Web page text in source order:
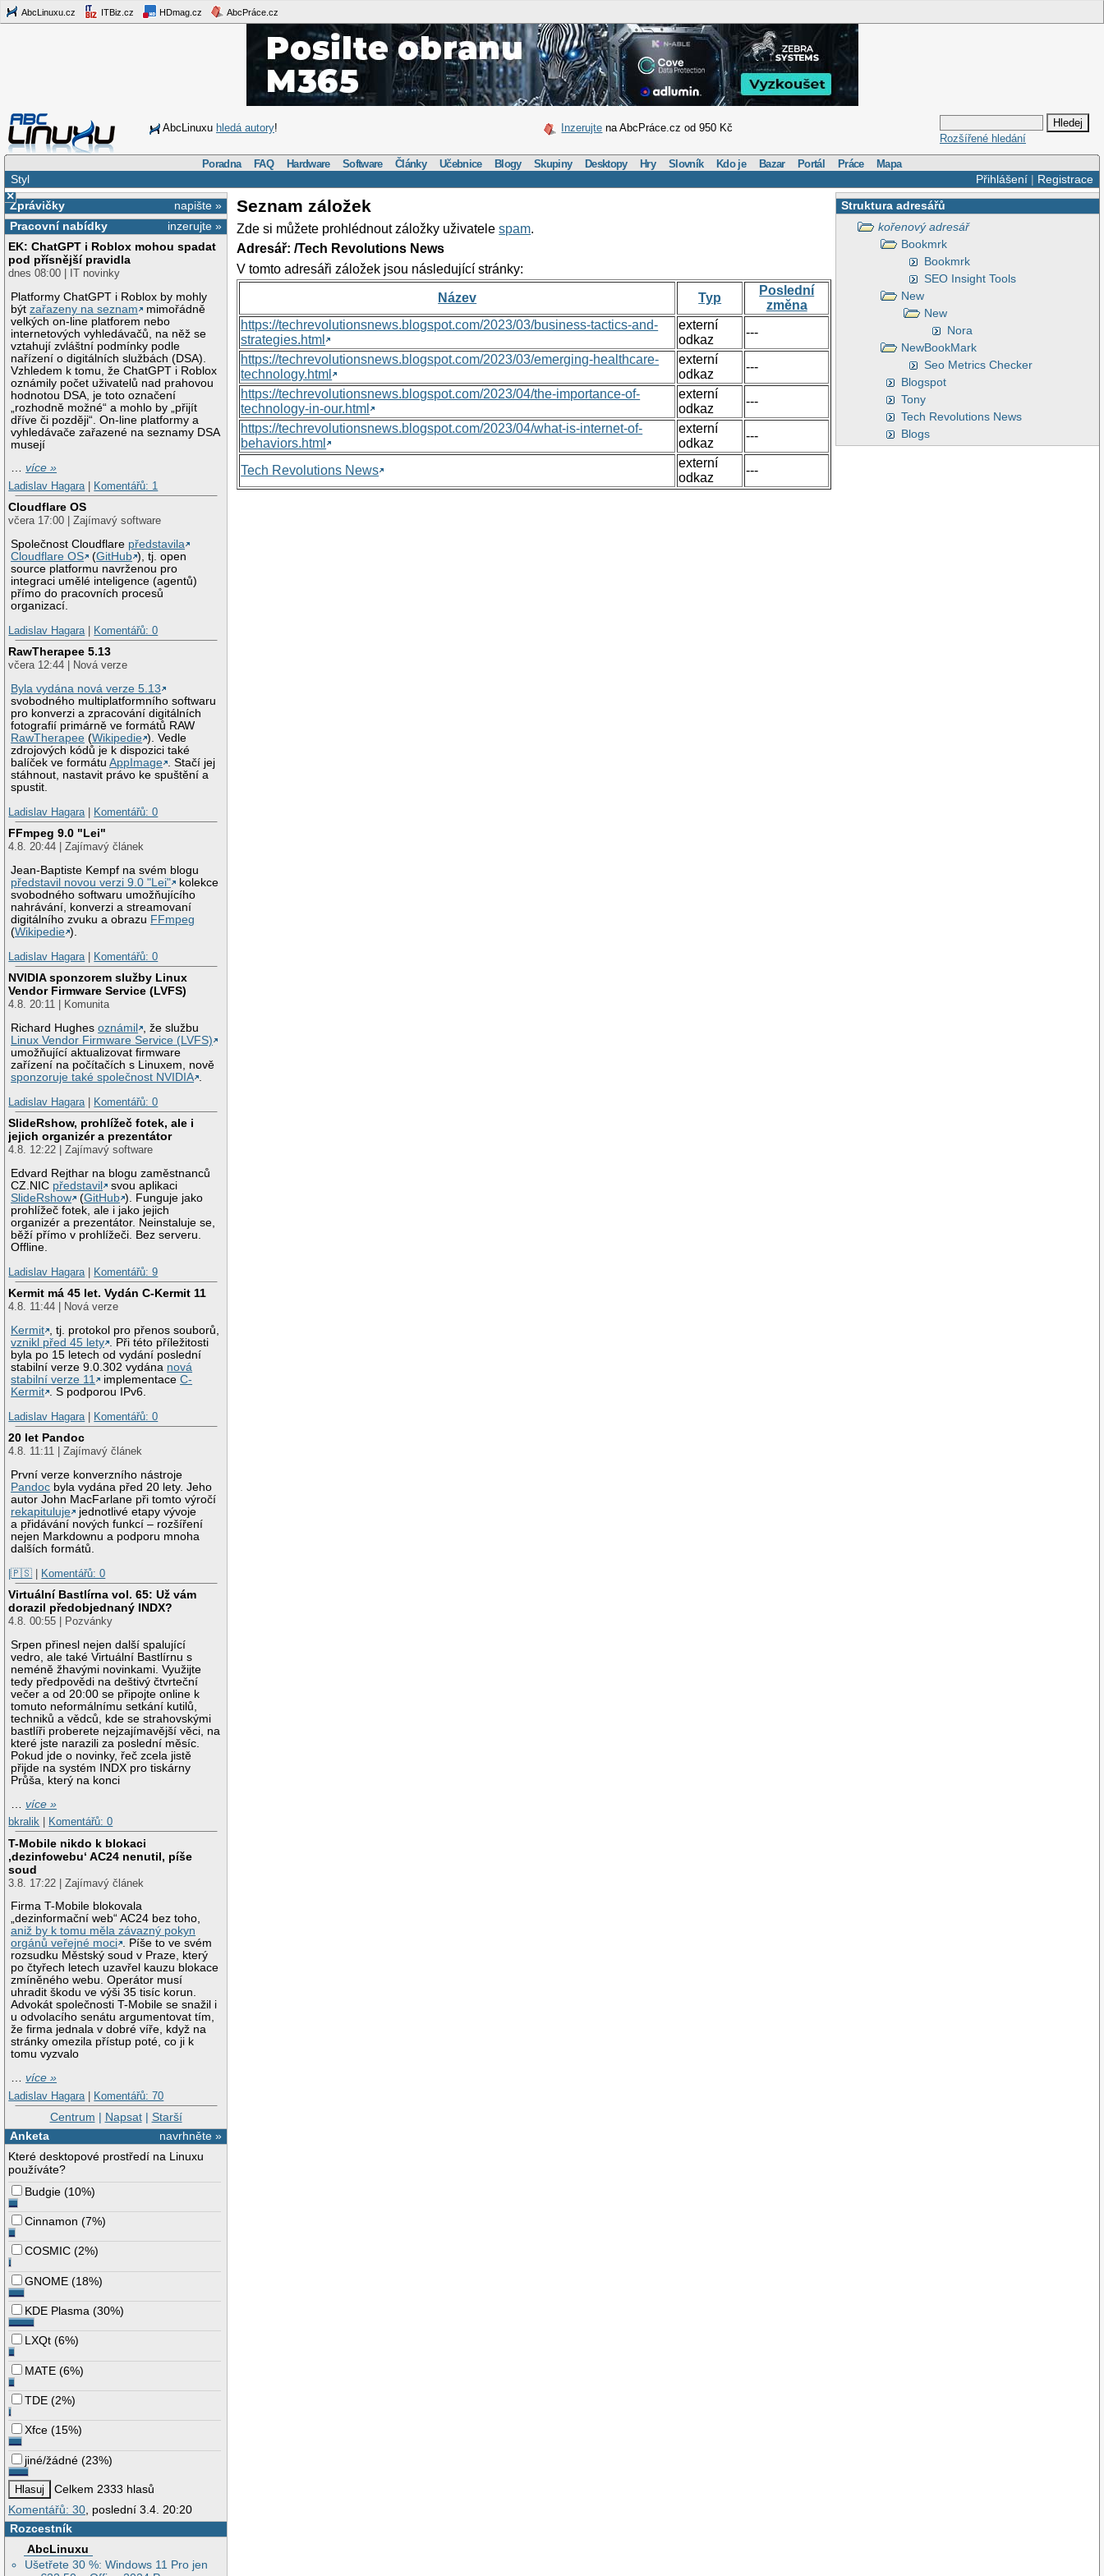
AbcLinuxu.cz ITBiz.cz HDmag.cz AbcPráce.cz
AbcLinuxu hledá autory! Inzerujte na AbcPráce.cz od 950 Kč
Rozšířené hledání
Poradna FAQ Hardware Software Články Učebnice Blogy Skupiny Desktopy Hry Slovník Kdo je Bazar Portál Práce Mapa
Přihlášení| Registrace
Styl
×
napište »
Zprávičky
inzerujte »
Pracovní nabídky
EK: ChatGPT i Roblox mohou spadat
pod přísnější pravidla
dnes 08:00 | IT novinky
Platformy ChatGPT i Roblox by mohly
býtzařazeny na seznam
mimořádně
velkých on-line platforem nebo
internetových vyhledávačů, na něž se
vztahují zvláštní podmínky podle
nařízení o digitálních službách (DSA).
Vzhledem k tomu, že ChatGPT i Roblox
oznámily počet uživatelů nad prahovou
hodnotou DSA, je toto označení
„rozhodně možné“ a mohlo by „přijít
dříve či později“. On-line platformy a
vyhledávače zařazené na seznamy DSA
musejí
…více »
Ladislav Hagara
Komentářů: 1
Cloudflare OS
včera 17:00 | Zajímavý software
Společnost Cloudflare představila
Cloudflare OS
(GitHub ), tj. open
source platformu navrženou pro
integraci umělé inteligence (agentů)
přímo do pracovních procesů
organizací.
Ladislav Hagara
Komentářů: 0
RawTherapee 5.13
včera 12:44 | Nová verze
Byla vydána nová verze 5.13
svobodného multiplatformního softwaru
pro konverzi a zpracování digitálních
fotografií primárně ve formátů RAW
RawTherapee (Wikipedie ). Vedle
zdrojových kódů je k dispozici také
balíček ve formátuAppImage . Stačí jej
stáhnout, nastavit právo ke spuštění a
spustit.
Ladislav Hagara
Komentářů: 0
FFmpeg 9.0 "Lei"
4.8. 20:44 | Zajímavý článek
Jean-Baptiste Kempf na svém blogu
představil novou verzi 9.0 "Lei"
kolekce
svobodného softwaru umožňujícího
nahrávání, konverzi a streamovaní
digitálního zvuku a obrazu FFmpeg
(Wikipedie ).
Ladislav Hagara
Komentářů: 0
NVIDIA sponzorem služby Linux
Vendor Firmware Service (LVFS)
4.8. 20:11 | Komunita
Richard Hughesoznámil
, že službu
Linux Vendor Firmware Service (LVFS)
umožňující aktualizovat firmware
zařízení na počítačích s Linuxem, nově
sponzoruje také společnost NVIDIA .
Ladislav Hagara | Komentářů: 0
SlideRshow, prohlížeč fotek, ale i
jejich organizér a prezentátor
4.8. 12:22 | Zajímavý software
Edvard Rejthar na blogu zaměstnanců
CZ.NIC představil
svou aplikaci
SlideRshow
(GitHub ). Funguje jako
prohlížeč fotek, ale i jako jejich
organizér a prezentátor. Neinstaluje se,
běží přímo v prohlížeči. Bez serveru.
Offline.
Ladislav Hagara | Komentářů: 9
Kermit má 45 let. Vydán C-Kermit 11
4.8. 11:44 | Nová verze
Kermit , tj. protokol pro přenos souborů,
vznikl před 45 lety . Při této příležitosti
byla po 15 letech od vydání poslední
stabilní verze 9.0.302 vydána nová
stabilní verze 11
implementaceC-
Kermit . S podporou IPv6.
Ladislav Hagara | Komentářů: 0
20 let Pandoc
4.8. 11:11 | Zajímavý článek
První verze konverzního nástroje
Pandoc byla vydána před 20 lety. Jeho
autor John MacFarlane při tomto výročí
rekapituluje
jednotlivé etapy vývoje
a přidávání nových funkcí – rozšíření
nejen Markdownu a podporu mnoha
dalších formátů.
|🇵🇸 | Komentářů: 0
Virtuální Bastlírna vol. 65: Už vám
dorazil předobjednaný INDX?
4.8. 00:55 | Pozvánky
Srpen přinesl nejen další spalující
vedro, ale také Virtuální Bastlírnu s
neméně žhavými novinkami. Využijte
tedy předpovědi na deštivý čtvrteční
večer a od 20:00 se připojte online k
tomuto neformálnímu setkání kutilů,
techniků a vědců, kde se strahovskými
bastlíři proberete nejzajímavější věci, na
které jste narazili za poslední měsíc.
Pokud jde o novinky, řeč zcela jistě
přijde na systém INDX pro tiskárny
Průša, který na konci
…více »
bkralik
Komentářů: 0
T-Mobile nikdo k blokaci
‚dezinfowebu‘ AC24 nenutil, píše
soud
3.8. 17:22 | Zajímavý článek
Firma T-Mobile blokovala
„dezinformační web“ AC24 bez toho,
aniž by k tomu měla závazný pokyn
orgánů veřejné moci . Píše to ve svém
rozsudku Městský soud v Praze, který
po čtyřech letech uzavřel kauzu blokace
zmíněného webu. Operátor musí
uhradit škodu ve výši 35 tisíc korun.
Advokát společnosti T-Mobile se snažil i
u odvolacího senátu argumentovat tím,
že firma jednala v dobré víře, když na
stránky omezila přístup poté, co ji k
tomu vyzvalo
…více »
Ladislav Hagara | Komentářů: 70
Centrum | Napsat| Starší
navrhněte »
Anketa
Které desktopové prostředí na Linuxu
používáte?
Budgie (10%)
Cinnamon (7%)
COSMIC (2%)
GNOME (18%)
KDE Plasma (30%)
LXQt (6%)
MATE (6%)
TDE (2%)
Xfce (15%)
jiné/žádné (23%)
Celkem 2333 hlasů
Komentářů: 30, poslední 3.4. 20:20
Rozcestník
AbcLinuxu
Ušetřete 30 %: Windows 11 Pro jen
Struktura adresářů
kořenový adresář
Bookmrk
Bookmrk
SEO Insight Tools
New
New
Nora
NewBookMark
Seo Metrics Checker
Blogspot
Tony
Tech Revolutions News
Blogs
Seznam záložek
Zde si můžete prohlédnout záložky uživatelespam.
Adresář: /Tech Revolutions News
V tomto adresáři záložek jsou následující stránky:
Název Typ
Poslední
změna
https://techrevolutionsnews.blogspot.com/2023/03/business-tactics-and-
strategies.html
externí
odkaz
---
https://techrevolutionsnews.blogspot.com/2023/03/emerging-healthcare-
technology.html
externí
odkaz
---
https://techrevolutionsnews.blogspot.com/2023/04/the-importance-of-
technology-in-our.html
externí
odkaz
---
https://techrevolutionsnews.blogspot.com/2023/04/what-is-internet-of-
behaviors.html
externí
odkaz
---
Tech Revolutions News
externí
odkaz
---